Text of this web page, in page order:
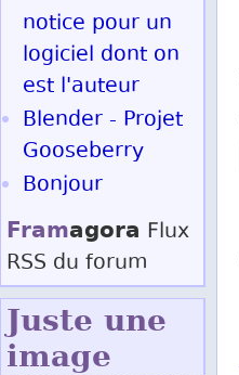
notice pour un
logiciel dont on
est l'auteur
Blender - Projet
Gooseberry
Bonjour
Framagora Flux
RSS du forum
Juste une
image